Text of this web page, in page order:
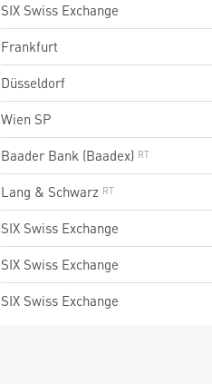
SIX Swiss Exchange
Frankfurt
Düsseldorf
Wien SP
Baader Bank (Baadex)
Lang & Schwarz
SIX Swiss Exchange
SIX Swiss Exchange
SIX Swiss Exchange